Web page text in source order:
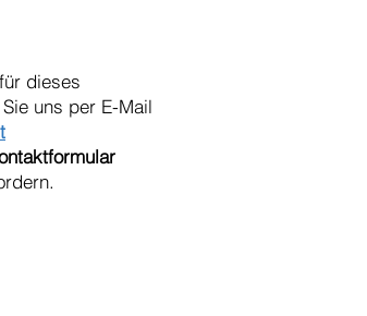
dieses
uns per E-Mail